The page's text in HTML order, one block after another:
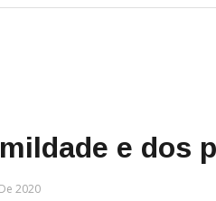
e dos
2020